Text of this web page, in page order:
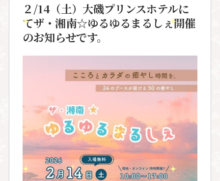
２/14（土）大磯プリンスホテルに
てザ・湘南☆ゆるゆるまるしぇ開催
のお知らせです。